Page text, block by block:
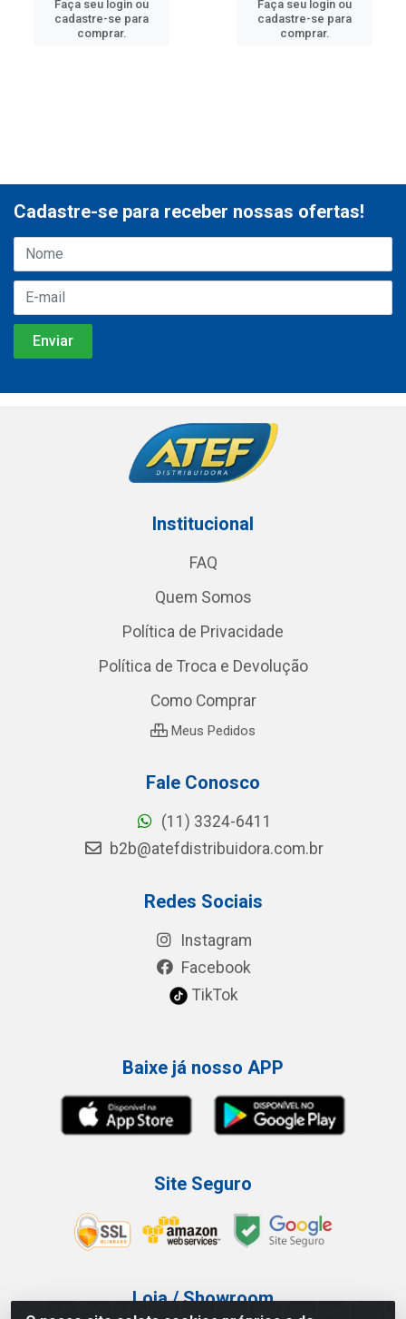
Faça seu login ou
cadastre-se para
comprar.
Faça seu login ou
cadastre-se para
comprar.
Cadastre-se para receber nossas ofertas!
Institucional
FAQ
Quem Somos
Política de Privacidade
Política de Troca e Devolução
Como Comprar
Meus Pedidos
Fale Conosco
(11) 3324-6411
b2b@atefdistribuidora.com.br
Redes Sociais
Instagram
Facebook
TikTok
Baixe já nosso APP
Site Seguro
Loja / Showroom